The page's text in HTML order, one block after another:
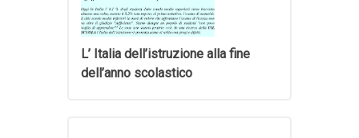
L’ Italia dell’istruzione alla fine
dell’anno scolastico